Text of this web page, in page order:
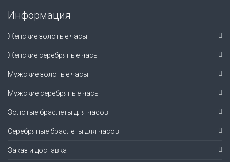
Информация
Женские золотые часы
Женские серебряные часы
Мужские золотые часы
Мужские серебряные часы
Золотые браслеты для часов
Серебряные браслеты для часов
Заказ и доставка